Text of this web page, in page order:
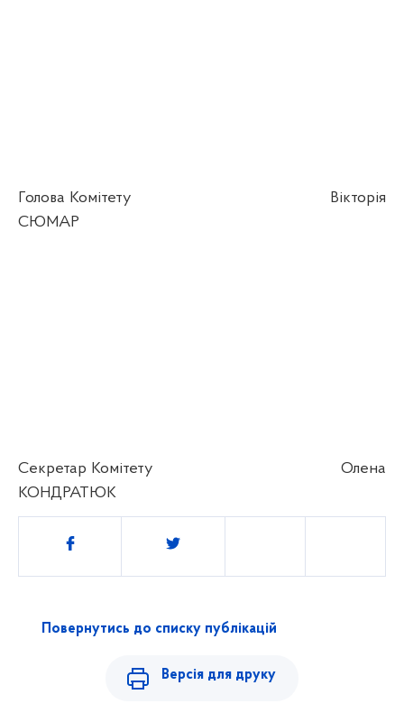
Голова Комітету
Вікторія
СЮМАР
Секретар Комітету
Олена
КОНДРАТЮК
Поділитись
Повернутись до списку публікацій
Версія для друку